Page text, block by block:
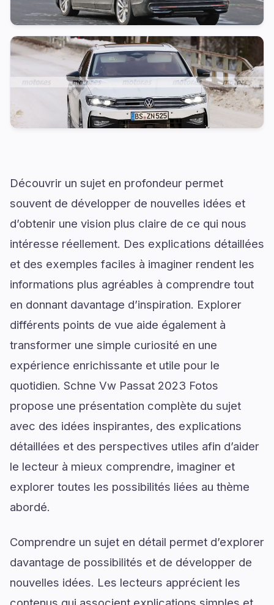
Découvrir un sujet en profondeur permet
souvent de développer de nouvelles idées et
d’obtenir une vision plus claire de ce qui nous
intéresse réellement. Des explications détaillées
et des exemples faciles à imaginer rendent les
informations plus agréables à comprendre tout
en donnant davantage d’inspiration. Explorer
différents points de vue aide également à
transformer une simple curiosité en une
expérience enrichissante et utile pour le
quotidien. Schne Vw Passat 2023 Fotos
propose une présentation complète du sujet
avec des idées inspirantes, des explications
détaillées et des perspectives utiles afin d’aider
le lecteur à mieux comprendre, imaginer et
explorer toutes les possibilités liées au thème
abordé.
Comprendre un sujet en détail permet d’explorer
davantage de possibilités et de développer de
nouvelles idées. Les lecteurs apprécient les